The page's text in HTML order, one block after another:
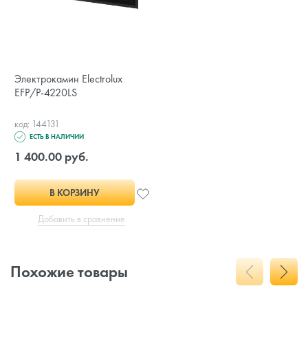
Электрокамин Electrolux
EFP/P-4220LS
код: 144131
ЕСТЬ В НАЛИЧИИ
1 400.00 руб.
В КОРЗИНУ
Добавить в сравнение
Похожие товары